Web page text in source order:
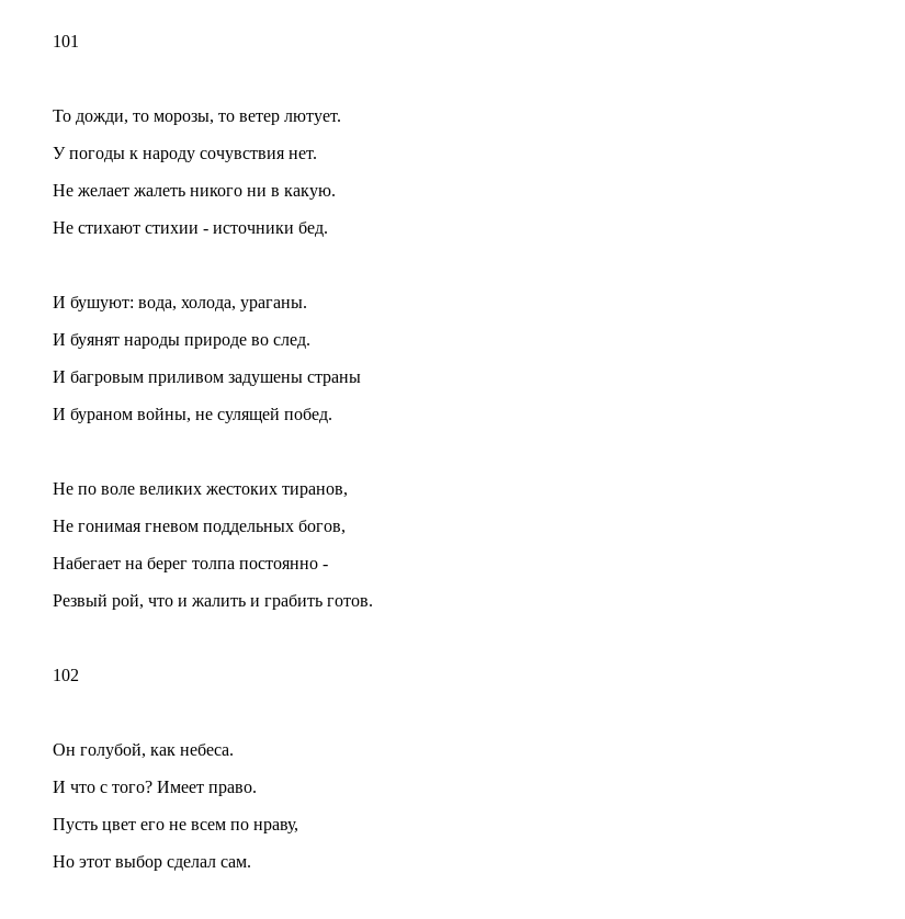
101
То дожди, то морозы, то ветер лютует.
У погоды к народу сочувствия нет.
Не желает жалеть никого ни в какую.
Не стихают стихии - источники бед.
И бушуют: вода, холода, ураганы.
И буянят народы природе во след.
И багровым приливом задушены страны
И бураном войны, не сулящей побед.
Не по воле великих жестоких тиранов,
Не гонимая гневом поддельных богов,
Набегает на берег толпа постоянно -
Резвый рой, что и жалить и грабить готов.
102
Он голубой, как небеса.
И что с того? Имеет право.
Пусть цвет его не всем по нраву,
Но этот выбор сделал сам.